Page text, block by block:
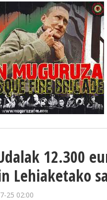
12.300
Lehiaketako
25 02:00